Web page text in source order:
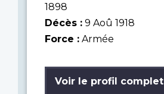
1898
Décès : 9 Aoû 1918
Force : Armée
Voir le profil complet